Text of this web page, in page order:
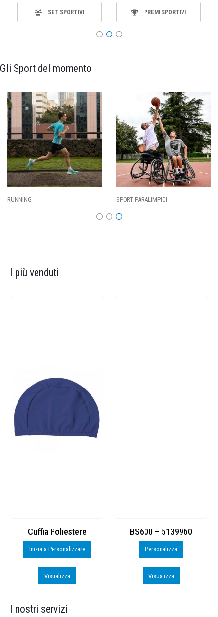
SET SPORTIVI PREMI SPORTIVI
Gli Sport del momento
BASKET
I più venduti
Poliestere
a Personalizzare
BS600 – 5139960
Personalizza
I nostri servizi